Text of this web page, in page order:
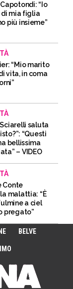
“Io
di mia figlia
più insieme”
“Mio marito
vita, in coma
saluta
“Questi
bellissima
– VIDEO
Conte
malattia: “È
a ciel
pregato”
BELVE